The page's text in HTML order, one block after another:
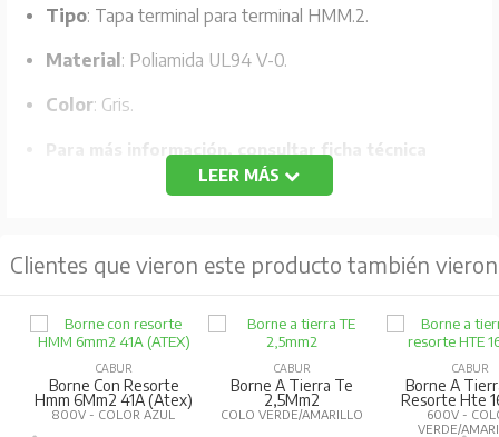
Tipo: Tapa terminal para terminal HMM.2.
Material: Poliamida UL94 V-0.
Color: Gris.
Para más información, consultar ficha técnica
LEER MÁS
Clientes que vieron este producto también vieron
CABUR
Borne Con Resorte
Hmm 6Mm2 41A (Atex)
800V - COLOR AZUL
CABUR
Borne A Tierra Te
2,5Mm2
COLO VERDE/AMARILLO
CABUR
Borne A
Resorte Hte
600V -
VERDE/